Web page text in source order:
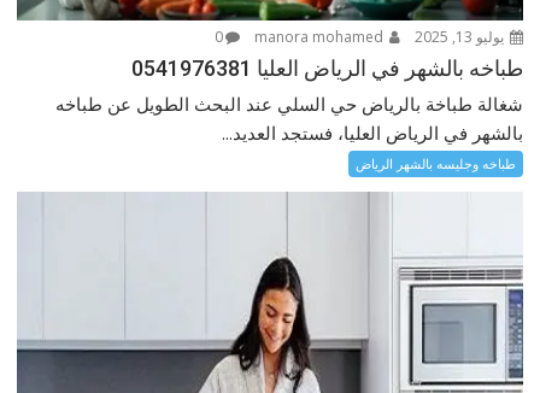
يوليو 13, 2025 0
طباخه بالشهر في الرياض العليا 0541976381
شغالة طباخة بالرياض حي السلي عند البحث الطويل عن طباخه
بالشهر في الرياض العليا، فستجد العديد...
طباخه وجليسه بالشهر الرياض